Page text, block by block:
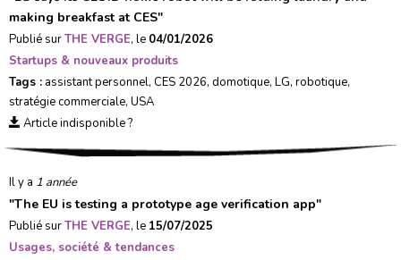
making breakfast at CES"
Publié surTHE VERGE, le 04/01/2026
Startups & nouveaux produits
Tags : assistant personnel, CES 2026, domotique, LG, robotique,
stratégie commerciale, USA
Article indisponible ?
Il y a 1 année
"The EU is testing a prototype age verification app"
Publié surTHE VERGE, le 15/07/2025
Usages, société & tendances